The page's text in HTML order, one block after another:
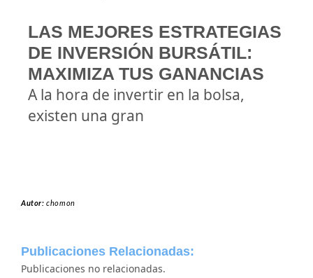
LAS MEJORES ESTRATEGIAS
DE INVERSIÓN BURSÁTIL:
MAXIMIZA TUS GANANCIAS
A la hora de invertir en la bolsa,
existen una gran
Autor:chomon
Publicaciones Relacionadas:
Publicaciones no relacionadas.